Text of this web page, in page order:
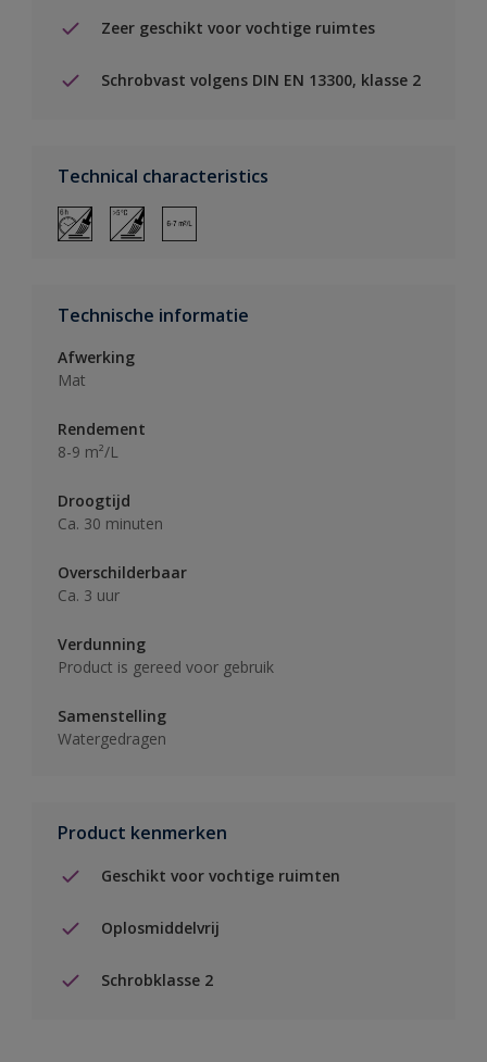
Zeer geschikt voor vochtige ruimtes
Schrobvast volgens DIN EN 13300, klasse 2
Technical characteristics
Technische informatie
Afwerking
Mat
Rendement
8-9 m²/L
Droogtijd
Ca. 30 minuten
Overschilderbaar
Ca. 3 uur
Verdunning
Product is gereed voor gebruik
Samenstelling
Watergedragen
Product kenmerken
Geschikt voor vochtige ruimten
Oplosmiddelvrij
Schrobklasse 2